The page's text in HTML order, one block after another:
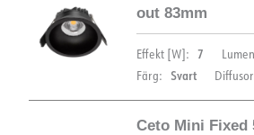
DIMENSIONER OCH
out 83mm
Effekt [W]: 7
Färg: Svart
Ceto Mini Fixed